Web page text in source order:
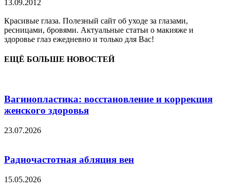
13.09.2012
Красивые глаза. Полезный сайт об уходе за глазами,
ресницами, бровями. Актуальные статьи о макияже и
здоровье глаз ежедневно и только для Вас!
ЕЩЁ БОЛЬШЕ НОВОСТЕЙ
Вагинопластика: восстановление и коррекция
женского здоровья
23.07.2026
Радиочастотная абляция вен
15.05.2026